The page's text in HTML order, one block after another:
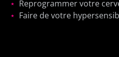
⋆ Reprogrammer votre
⋆ Faire de votre